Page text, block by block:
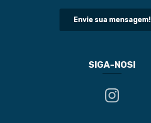
Envie sua mensagem!
SIGA-NOS!